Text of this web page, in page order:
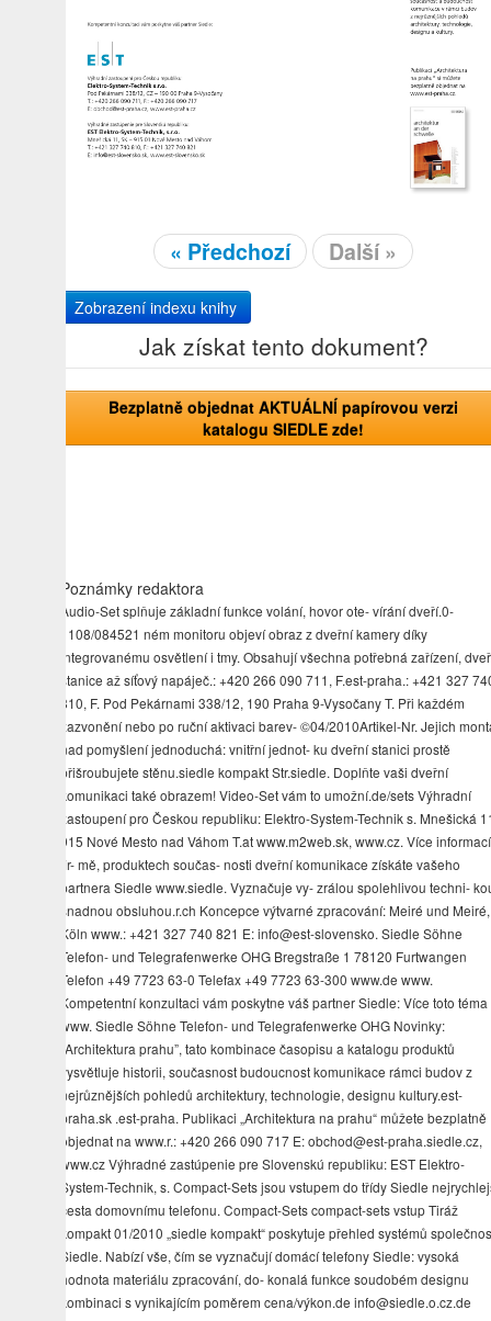
« Předchozí Další »
Zobrazení indexu knihy
Jak získat tento dokument?
Bezplatně objednat AKTUÁLNÍ papírovou verzi
katalogu SIEDLE zde!
Poznámky redaktora
Audio-Set splňuje základní funkce volání, hovor ote- vírání dveří.0-
1108/084521 ném monitoru objeví obraz z dveřní kamery díky
integrovanému osvětlení i tmy. Obsahují všechna potřebná zařízení,
stanice až síťový napáječ.: +420 266 090 711, F.est-praha.: +421 327
810, F. Pod Pekárnami 338/12, 190 Praha 9-Vysočany T. Při každém
zazvonění nebo po ruční aktivaci barev- ©04/2010Artikel-Nr. Jejich
nad pomyšlení jednoduchá: vnitřní jednot- ku dveřní stanici prostě
přišroubujete stěnu.siedle kompakt Str.siedle. Doplňte vaši dveřní
komunikaci také obrazem! Video-Set vám to umožní.de/sets Výhradní
zastoupení pro Českou republiku: Elektro-System-Technik s. Mnešická
915 Nové Mesto nad Váhom T.at www.m2web.sk, www.cz. Více informací
ﬁr- mě, produktech součas- nosti dveřní komunikace získáte vašeho
partnera Siedle www.siedle. Vyznačuje vy- zrálou spolehlivou techni-
snadnou obsluhou.r.ch Koncepce výtvarné zpracování: Meiré und Meiré,
Köln www.: +421 327 740 821 E: info@est-slovensko. Siedle Söhne
Telefon- und Telegrafenwerke OHG Bregstraße 1 78120 Furtwangen
Telefon +49 7723 63-0 Telefax +49 7723 63-300 www.de www.
Kompetentní konzultaci vám poskytne váš partner Siedle: Více toto téma
www. Siedle Söhne Telefon- und Telegrafenwerke OHG Novinky:
„Architektura prahu”, tato kombinace časopisu a katalogu produktů
vysvětluje historii, současnost budoucnost komunikace rámci budov z
nejrůznějších pohledů architektury, technologie, designu kultury.est-
praha.sk .est-praha. Publikaci „Architektura na prahu“ můžete bezplatně
objednat na www.r.: +420 266 090 717 E: obchod@est-praha.siedle.cz,
www.cz Výhradné zastúpenie pre Slovenskú republiku: EST Elektro-
System-Technik, s. Compact-Sets jsou vstupem do třídy Siedle
cesta domovnímu telefonu. Compact-Sets compact-sets vstup Tiráž
kompakt 01/2010 „siedle kompakt“ poskytuje přehled systémů
Siedle. Nabízí vše, čím se vyznačují domácí telefony Siedle: vysoká
hodnota materiálu zpracování, do- konalá funkce soudobém designu
kombinaci s vynikajícím poměrem cena/výkon.de info@siedle.o.cz.de